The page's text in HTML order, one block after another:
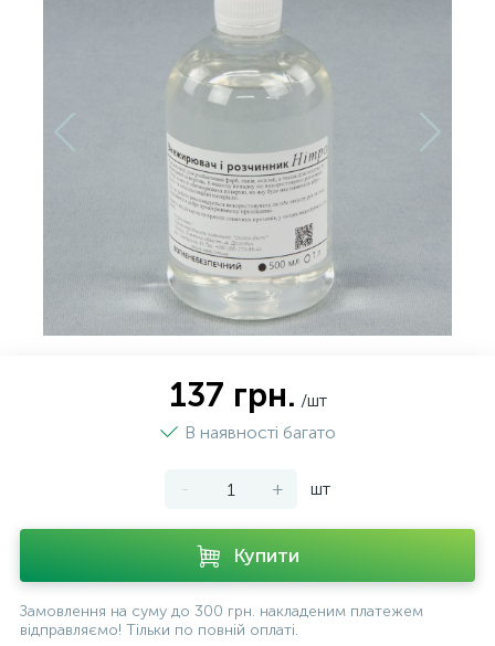
137 грн. /шт
В наявності багато
- + шт
Купити
Замовлення на суму до 300 грн. накладеним платежем
відправляємо! Тільки по повній оплаті.